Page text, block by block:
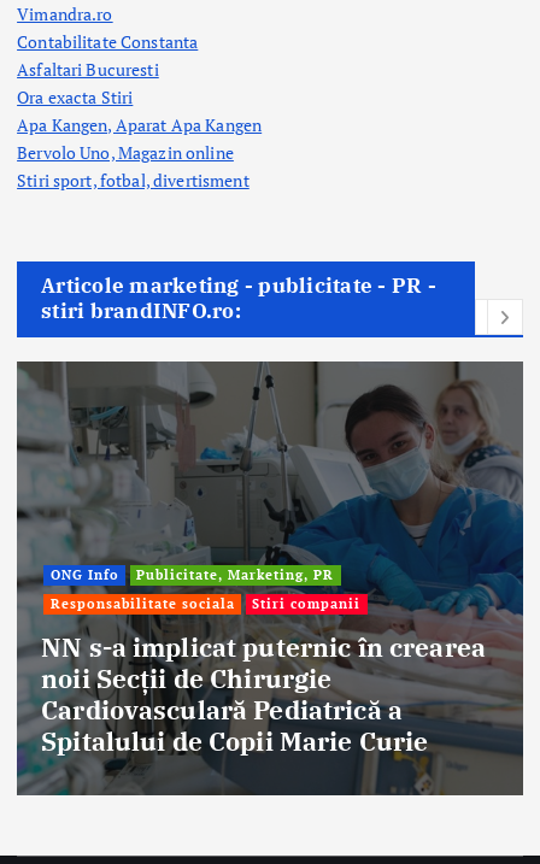
Vimandra.ro
Contabilitate Constanta
Asfaltari Bucuresti
Ora exacta Stiri
Apa Kangen, Aparat Apa Kangen
Bervolo Uno, Magazin online
Stiri sport, fotbal,divertisment
Articole marketing - publicitate - PR -
stiri brandINFO.ro:
Afaceri & Economie
Publicitate, Marketing, PR
Stiri companii
Eternal Beauty, fondată la
aniversat 30 de ani în
frumuseții